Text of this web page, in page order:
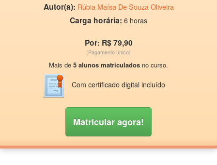
Autor(a): Rúbia Maísa De Souza Oliveira
Carga horária: 6 horas
Por: R$ 79,90
(Pagamento único)
Mais de 5 alunos matriculados no curso.
Com certificado digital incluído
Matricular agora!